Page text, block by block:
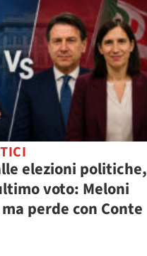
elezioni politiche,
voto: Meloni
perde con Conte